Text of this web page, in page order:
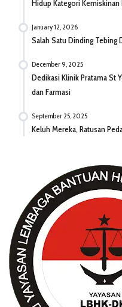
Hidup Kategori
January 12, 2026
Salah Satu Dinding Tebing
December 9, 2025
Dedikasi Klinik Pratama St
dan Farmasi
September 25, 2025
Keluh Mereka, Ratusan